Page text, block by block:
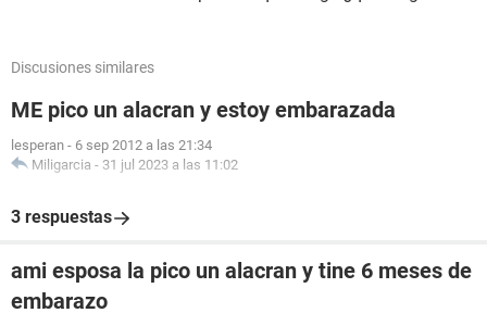
Discusiones similares
ME pico un alacran y estoy embarazada
lesperan - 6 sep 2012 a las 21:34
Miligarcia - 31 jul 2023 a las 11:02
3 respuestas
ami esposa la pico un alacran y tine 6 meses de
embarazo